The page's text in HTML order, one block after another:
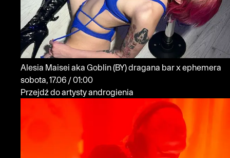
Alesia Maisei aka Goblin(BY)dragana bar x ephemera
sobota, 17.06 / 01:00
Przejdź do artysty androgienia